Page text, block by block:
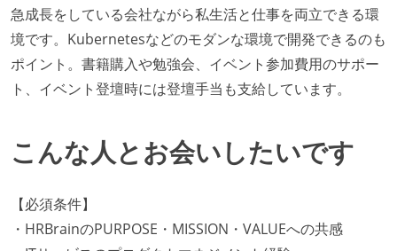
急成長をしている会社ながら私生活と仕事を両立できる環
境です。Kubernetesなどのモダンな環境で開発できるのも
ポイント。書籍購入や勉強会、イベント参加費用のサポー
ト、イベント登壇時には登壇手当も支給しています。
こんな人とお会いしたいです
【必須条件】
・HRBrainのPURPOSE・MISSION・VALUEへの共感